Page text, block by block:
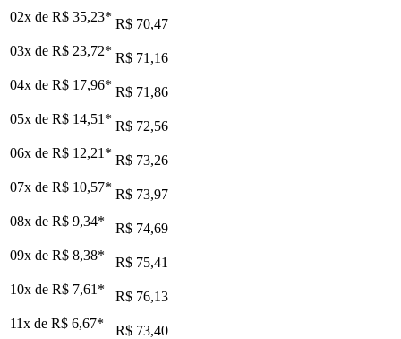
02x de R$ 35,23* R$ 70,47
03x de R$ 23,72* R$ 71,16
04x de R$ 17,96* R$ 71,86
05x de R$ 14,51 * R$ 72,56
06x de R$ 12,21 * R$ 73,26
07x de R$ 10,57* R$ 73,97
08x de R$ 9,34*
R$ 74,69
09x de R$ 8,38*
R$ 75,41
10x de R$ 7,61 *
R$ 76,13
11x de R$ 6,67*
R$ 73,40